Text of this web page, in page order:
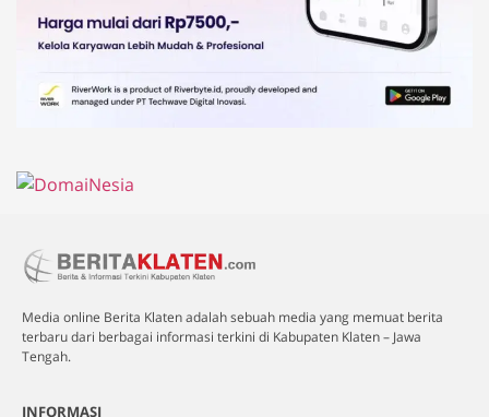
Media online Berita Klaten adalah sebuah media yang memuat berita
terbaru dari berbagai informasi terkini di Kabupaten Klaten – Jawa
Tengah.
INFORMASI